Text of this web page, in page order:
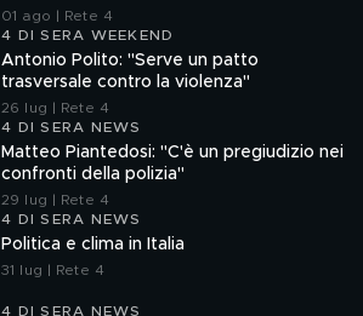
01 ago | Rete 4
4 DI SERA WEEKEND
Antonio Polito: "Serve un patto
trasversale contro la violenza"
26 lug | Rete 4
4 DI SERA NEWS
Matteo Piantedosi: "C'è un pregiudizio nei
confronti della polizia"
29 lug | Rete 4
4 DI SERA NEWS
Politica e clima in Italia
31 lug | Rete 4
4 DI SERA NEWS